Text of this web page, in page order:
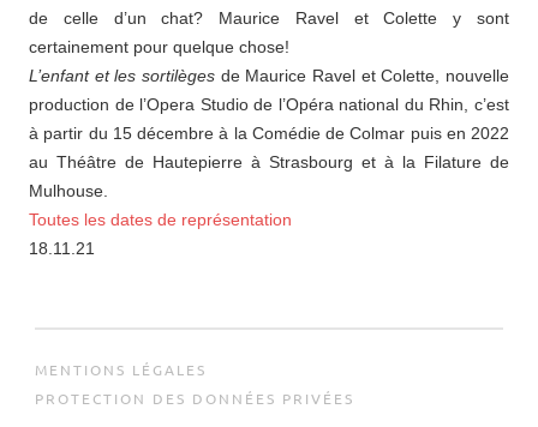
de celle d’un chat? Maurice Ravel et Colette y sont
certainement pour quelque chose!
L’enfant et les sortilèges de Maurice Ravel et Colette, nouvelle
production de l’Opera Studio de l’Opéra national du Rhin, c’est
à partir du 15 décembre à la Comédie de Colmar puis en 2022
au Théâtre de Hautepierre à Strasbourg et à la Filature de
Mulhouse.
Toutes les dates de représentation
18.11.21
MENTIONS LÉGALES
PROTECTION DES DONNÉES PRIVÉES